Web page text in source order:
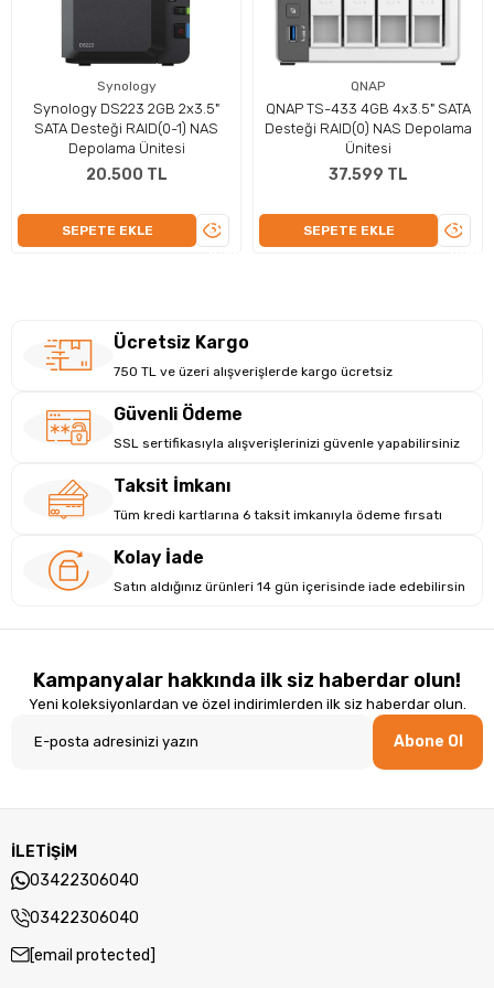
ağı İşleme Birimi) işlemcisi ile TS-233, yüksek
hızlı yüz ve nesne tanıma için QNAP AI Core
(görüntü tanıma için yapay zeka destekli
motor) performansını artırır. TS-233,
standart olarak QTS 5 işletim sistemi ile
çekirdeği, optimize edilmiş kullanıcı arayüzü
Her Zaman Koruyun
Anlık görüntüler, gelişmiş bir yedekleme
yöntemidir ve normalde üst düzey iş NAS'ı
için ayrılmıştır. QNAP, TS-233 dahil olmak
üzere tüm NAS için standart olarak anlık
Synology
Synology DS223 2GB 2x3.5"
SATA Desteği RAID(0-1) NAS
Depolama Ünitesi
20.500 TL
SEPETE EKLE
ÜRÜNÜ
QNAP
QNAP TS-433 4GB 4x3.5" SATA
Desteği RAID(0) NAS Depolama
Ünitesi
37.599 TL
SEPETE EKLE
Ücretsiz Kargo
750 TL ve üzeri alışverişlerde kargo ücretsiz
Güvenli Ödeme
SSL sertifikasıyla alışverişlerinizi güvenle yapabilirsiniz
Taksit İmkanı
Tüm kredi kartlarına 6 taksit imkanıyla ödeme fırsatı
Kolay İade
Satın aldığınız ürünleri 14 gün içerisinde iade edebilirsin
Kampanyalar hakkında ilk siz haberdar olun!
Yeni koleksiyonlardan ve özel indirimlerden ilk siz haberdar olun.
Abone Ol
İLETİŞİM
03422306040
03422306040
[email protected]